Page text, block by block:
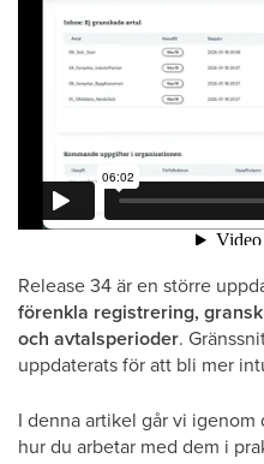
Release 34 är en större
förenkla registrering,
och avtalsperioder.
uppdaterats för att bli mer
I denna artikel går vi
hur du arbetar med dem i